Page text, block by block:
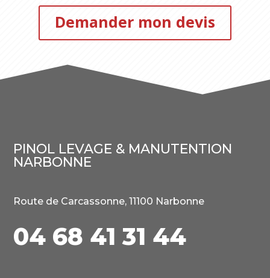
Demander mon devis
PINOL LEVAGE & MANUTENTION
NARBONNE
Route de Carcassonne, 11100 Narbonne
04 68 41 31 44